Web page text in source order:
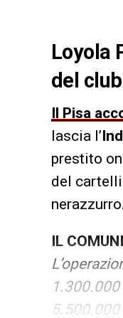
Loyola
del
Il Pisa
lascia l’
prestito
del
IL